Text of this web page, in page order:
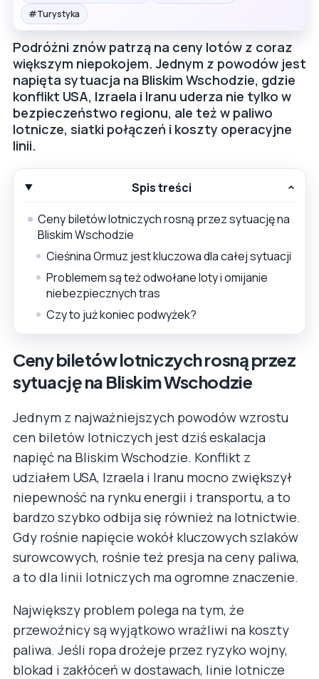
#Turystyka
Podróżni znów patrzą na ceny lotów z coraz
większym niepokojem. Jednym z powodów jest
napięta sytuacja na Bliskim Wschodzie, gdzie
konflikt USA, Izraela i Iranu uderza nie tylko w
bezpieczeństwo regionu, ale też w paliwo
lotnicze, siatki połączeń i koszty operacyjne
linii.
Spis treści
Ceny biletów lotniczych rosną przez sytuację na
Bliskim Wschodzie
Cieśnina Ormuz jest kluczowa dla całej sytuacji
Problemem są też odwołane loty i omijanie
niebezpiecznych tras
Czy to już koniec podwyżek?
Ceny biletów lotniczych rosną przez
sytuację na Bliskim Wschodzie
Jednym z najważniejszych powodów wzrostu
cen biletów lotniczych jest dziś eskalacja
napięć na Bliskim Wschodzie. Konflikt z
udziałem USA, Izraela i Iranu mocno zwiększył
niepewność na rynku energii i transportu, a to
bardzo szybko odbija się również na lotnictwie.
Gdy rośnie napięcie wokół kluczowych szlaków
surowcowych, rośnie też presja na ceny paliwa,
a to dla linii lotniczych ma ogromne znaczenie.
Największy problem polega na tym, że
przewoźnicy są wyjątkowo wrażliwi na koszty
paliwa. Jeśli ropa drożeje przez ryzyko wojny,
blokad i zakłóceń w dostawach, linie lotnicze